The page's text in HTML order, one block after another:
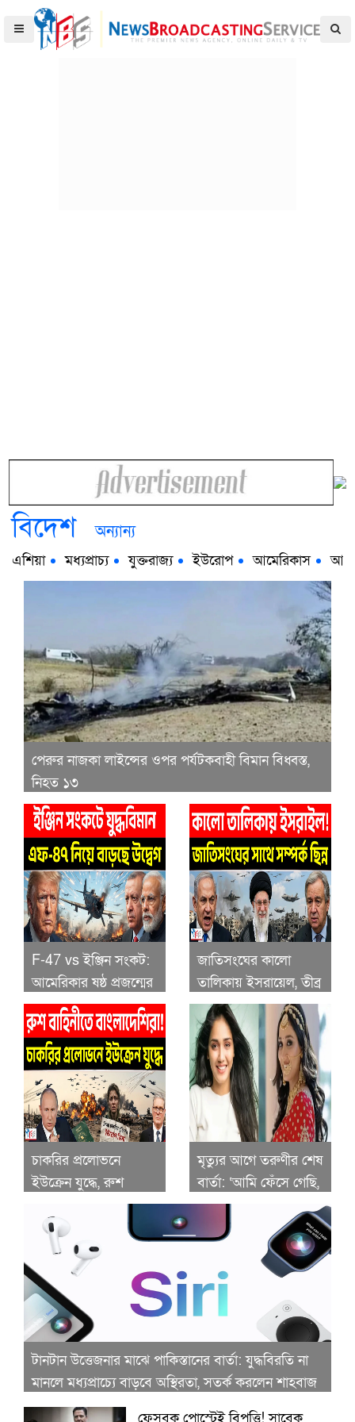
বিদেশ অন্যান্য
এশিয়া মধ্যপ্রাচ্য যুক্তরাজ্য ইউরোপ আমেরিকাস
পেরুর নাজকা লাইন্সের ওপর পর্যটকবাহী বিমান বিধ্বস্ত,
নিহত ১৩
F-47 vs ইঞ্জিন সংকট:
আমেরিকার ষষ্ঠ প্রজন্মের
যুদ্ধবিমানও কি ভারত-
তুরস্কের মতো একই
সমস্যায়?
জাতিসংঘের কালো
তালিকায় ইসরায়েল, তীব্র
কূটনৈতিক উত্তেজনায়
নতুন মাত্রা
চাকরির প্রলোভনে
ইউক্রেন যুদ্ধে, রুশ
বাহিনীতে বাংলাদেশিরা!
মৃত্যুর আগে তরুণীর শেষ
বার্তা: ‘আমি ফেঁসে গেছি,
তুই ফাঁসিস না!’
টানটান উত্তেজনার মাঝে পাকিস্তানের বার্তা: যুদ্ধবিরতি না
মানলে মধ্যপ্রাচ্যে বাড়বে অস্থিরতা, সতর্ক করলেন শাহবাজ
ফেসবুক পোস্টেই বিপত্তি! সাবেক